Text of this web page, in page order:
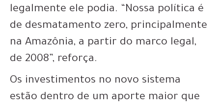
legalmente ele podia. “Nossa política é
de desmatamento zero, principalmente
na Amazônia, a partir do marco legal,
de 2008”, reforça.
Os investimentos no novo sistema
estão dentro de um aporte maior que